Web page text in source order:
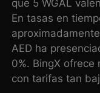
que 5 WGAL
En tasas en
AED ha
0%. BingX
con tarifas tan